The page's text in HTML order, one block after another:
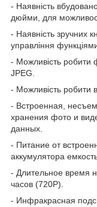
- Наявність
дюйми, для
- Наявність зручних
управління
- Можливість робити
JPEG.
- Можливість робити
- Встроенная,
хранения фото и
данных.
- Питание от
аккумулятора
- Длительное время
часов (720P).
- Инфракрасная